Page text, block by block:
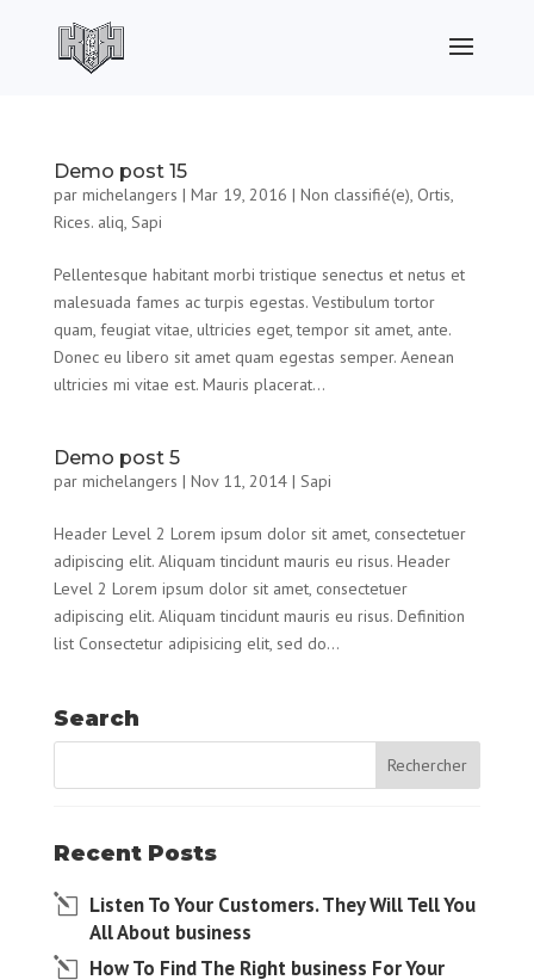
Demo post 15
par michelangers | Mar 19, 2016 | Non classifié(e), Ortis,
Rices. aliq, Sapi
Pellentesque habitant morbi tristique senectus et netus et
malesuada fames ac turpis egestas. Vestibulum tortor
quam, feugiat vitae, ultricies eget, tempor sit amet, ante.
Donec eu libero sit amet quam egestas semper. Aenean
ultricies mi vitae est. Mauris placerat...
Demo post 5
par michelangers | Nov 11, 2014| Sapi
Header Level 2 Lorem ipsum dolor sit amet, consectetuer
adipiscing elit. Aliquam tincidunt mauris eu risus. Header
Level 2 Lorem ipsum dolor sit amet, consectetuer
adipiscing elit. Aliquam tincidunt mauris eu risus. Definition
list Consectetur adipisicing elit, sed do...
Search
Recent Posts
Listen To Your Customers. They Will Tell You
All About business
How To Find The Right business For Your